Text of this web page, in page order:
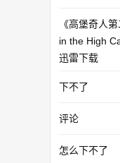
《高堡奇人
in the High
迅雷下载
下不了
评论
怎么下不了